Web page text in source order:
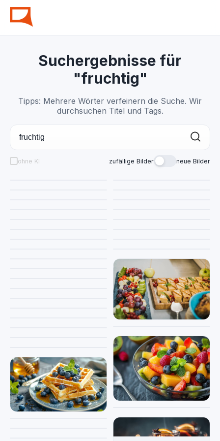
Suchergebnisse für
"fruchtig"
Tipps: Mehrere Wörter verfeinern die Suche. Wir
durchsuchen Titel und Tags.
ohne KI zufällige Bilder neue Bilder